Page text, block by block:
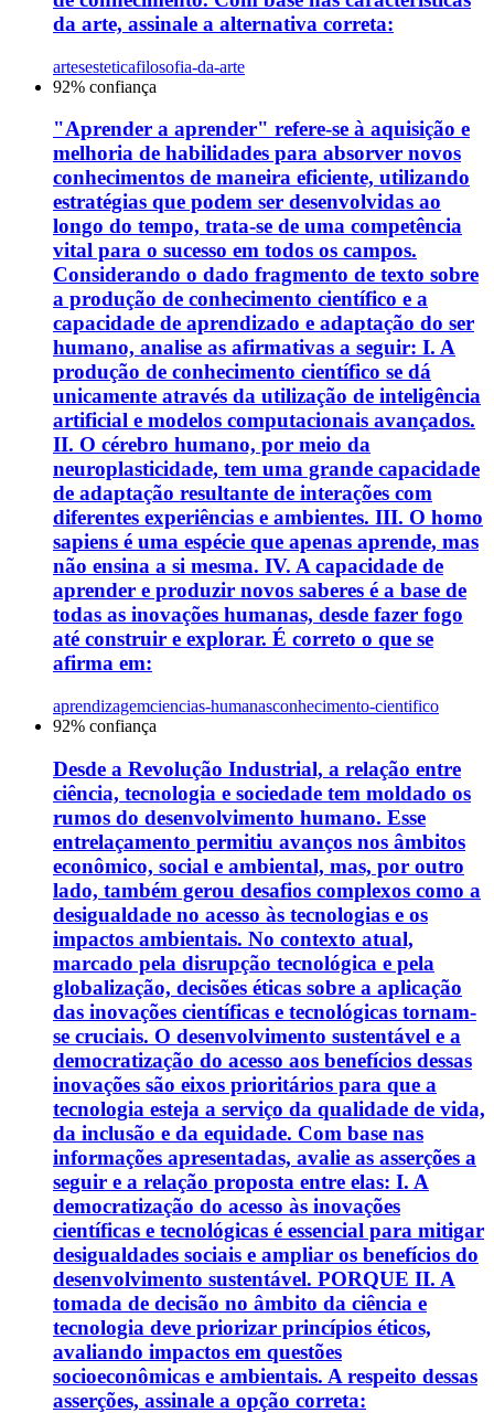
da arte, assinale a alternativa correta:
artesesteticafilosofia-da-arte
92% confiança
"Aprender a aprender" refere-se à aquisição e
melhoria de habilidades para absorver novos
conhecimentos de maneira eficiente, utilizando
estratégias que podem ser desenvolvidas ao
longo do tempo, trata-se de uma competência
vital para o sucesso em todos os campos.
Considerando o dado fragmento de texto sobre
a produção de conhecimento científico e a
capacidade de aprendizado e adaptação do ser
humano, analise as afirmativas a seguir: I. A
produção de conhecimento científico se dá
unicamente através da utilização de inteligência
artificial e modelos computacionais avançados.
II. O cérebro humano, por meio da
neuroplasticidade, tem uma grande capacidade
de adaptação resultante de interações com
diferentes experiências e ambientes. III. O homo
sapiens é uma espécie que apenas aprende, mas
não ensina a si mesma. IV. A capacidade de
aprender e produzir novos saberes é a base de
todas as inovações humanas, desde fazer fogo
até construir e explorar. É correto o que se
afirma em:
aprendizagemciencias-humanasconhecimento-cientifico
92% confiança
Desde a Revolução Industrial, a relação entre
ciência, tecnologia e sociedade tem moldado os
rumos do desenvolvimento humano. Esse
entrelaçamento permitiu avanços nos âmbitos
econômico, social e ambiental, mas, por outro
lado, também gerou desafios complexos como a
desigualdade no acesso às tecnologias e os
impactos ambientais. No contexto atual,
marcado pela disrupção tecnológica e pela
globalização, decisões éticas sobre a aplicação
das inovações científicas e tecnológicas tornam-
se cruciais. O desenvolvimento sustentável e a
democratização do acesso aos benefícios dessas
inovações são eixos prioritários para que a
tecnologia esteja a serviço da qualidade de vida,
da inclusão e da equidade. Com base nas
informações apresentadas, avalie as asserções a
seguir e a relação proposta entre elas: I. A
democratização do acesso às inovações
científicas e tecnológicas é essencial para mitigar
desigualdades sociais e ampliar os benefícios do
desenvolvimento sustentável. PORQUE II. A
tomada de decisão no âmbito da ciência e
tecnologia deve priorizar princípios éticos,
avaliando impactos em questões
socioeconômicas e ambientais. A respeito dessas
asserções, assinale a opção correta: